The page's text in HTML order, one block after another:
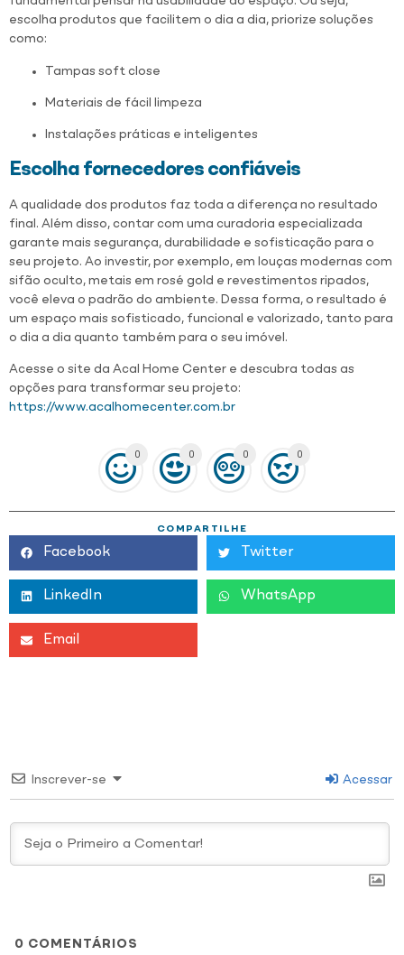
escolha produtos que facilitem o dia a dia, priorize soluções
como:
Tampas soft close
Materiais de fácil limpeza
Instalações práticas e inteligentes
Escolha fornecedores confiáveis
A qualidade dos produtos faz toda a diferença no resultado
final. Além disso, contar com uma curadoria especializada
garante mais segurança, durabilidade e sofisticação para o
seu projeto. Ao investir, por exemplo, em louças modernas com
sifão oculto, metais em rosé gold e revestimentos ripados,
você eleva o padrão do ambiente. Dessa forma, o resultado é
um espaço mais sofisticado, funcional e valorizado, tanto para
o dia a dia quanto também para o seu imóvel.
Acesse o site da Acal Home Center e descubra todas as
opções para transformar seu projeto:
https://www.acalhomecenter.com.br
0 0 0 0
COMPARTILHE
Facebook Twitter
LinkedIn WhatsApp
Email
Inscrever-se Acessar
0 COMENTÁRIOS